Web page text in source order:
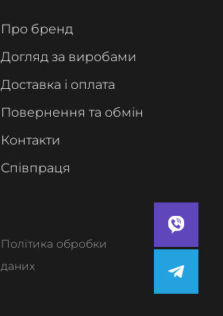
Про бренд
Догляд за виробами
Доставка і оплата
Повернення та обмін
Контакти
Співпраця
Політика обробки
даних